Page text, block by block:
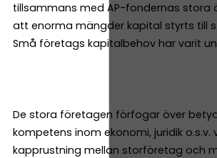
tillsammans med AP-fondernas stora
att enorma mängder kapital styrts till
Små företags kapitalbehov har varit
De stora företagen förfogar över
kompetens inom ekonomi, juridik o.s.v.
kapprustning mellan storföretag och